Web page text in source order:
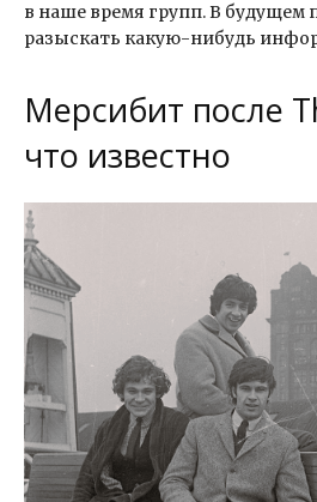
в наше время групп. В будущем
разыскать какую-нибудь
Мерсибит после
что известно